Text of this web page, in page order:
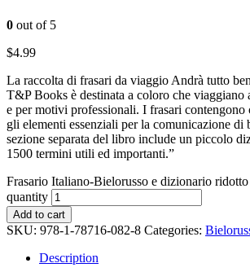
0 out of 5
$4.99
La raccolta di frasari da viaggio Andrà tutto
T&P Books è destinata a coloro che viaggiano
e per motivi professionali. I frasari
gli elementi essenziali per la comunicazione di
sezione separata del libro include un piccolo
1500 termini utili ed importanti.”
Frasario Italiano-Bielorusso e dizionario
quantity
Add to cart
SKU: 978-1-78716-082-8 Categories:
Description